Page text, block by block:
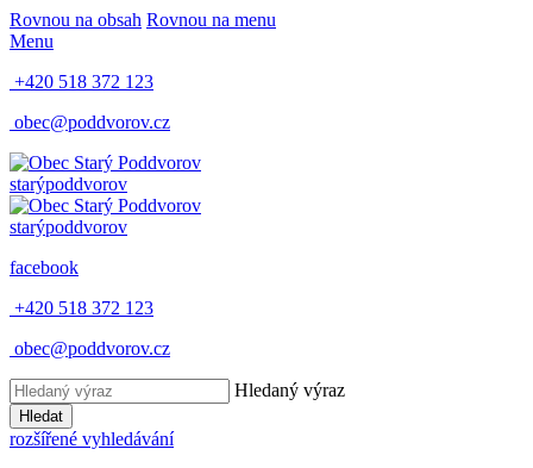
Rovnou na obsah Rovnou na menu
Menu
+420 518 372 123
obec@poddvorov.cz
starýpoddvorov
starýpoddvorov
facebook
+420 518 372 123
obec@poddvorov.cz
Hledaný výraz
Hledat
rozšířené vyhledávání